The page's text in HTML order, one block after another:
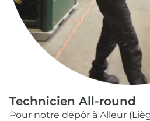
Technicien All-round
Pour notre dépôr à Alleur